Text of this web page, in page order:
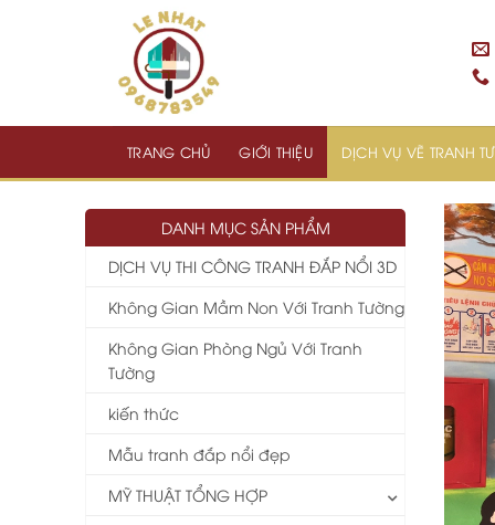
TRANG CHỦ GIỚI THIỆU DỊCH VỤ VẼ TRANH
DANH MỤC SẢN PHẨM
DỊCH VỤ THI CÔNG TRANH ĐẮP NỔI 3D
Không Gian Mầm Non Với Tranh Tường
Không Gian Phòng Ngủ Với Tranh
Tường
kiến thức
Mẫu tranh đắp nổi đẹp
MỸ THUẬT TỔNG HỢP